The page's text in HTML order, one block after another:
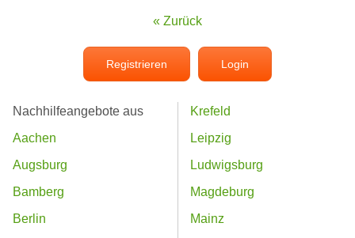
« Zurück
Registrieren Login
Nachhilfeangebote aus
Aachen
Augsburg
Bamberg
Berlin
Krefeld
Leipzig
Ludwigsburg
Magdeburg
Mainz